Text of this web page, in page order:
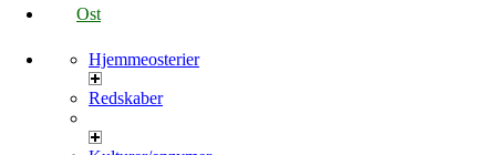
Ost
Hjemmeosterier
Redskaber